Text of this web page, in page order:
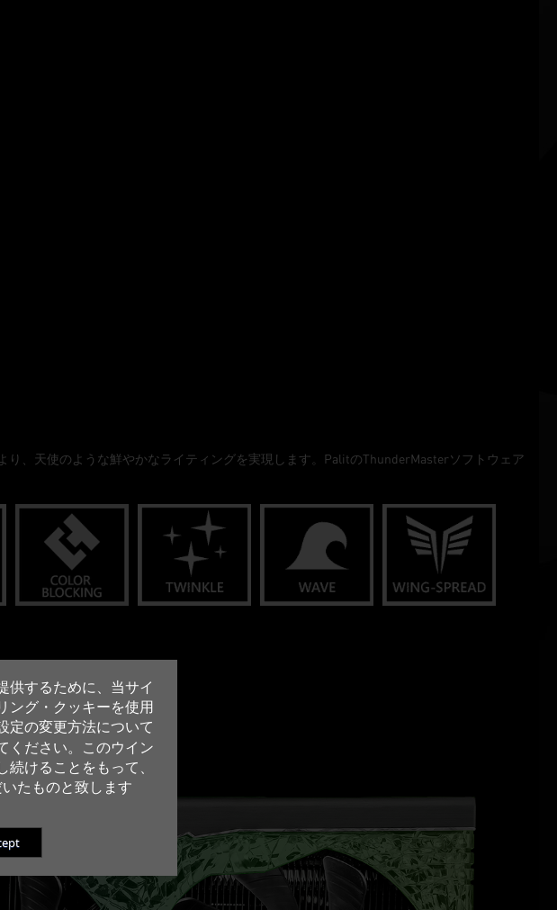
供するために、当サイ
ング・クッキーを使用
定の変更方法について
ください。このウイン
続けることをもって、
たものと致します
、天使のような鮮やかなライティングを実現します。PalitのThunderMasterソフトウェア